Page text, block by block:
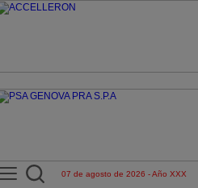
07 de agosto de 2026 - Año XXX